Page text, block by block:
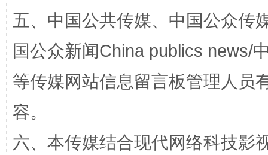
五、中国公共传媒、中国公众传
国公众新闻China publics news/
等传媒网站信息留言板管理人员
容。
六、本传媒结合现代网络科技影